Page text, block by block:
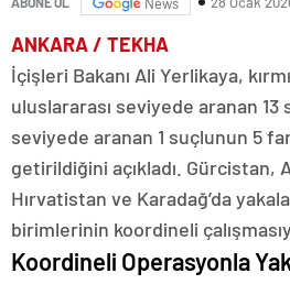
ANKARA / TEKHA
İçişleri Bakanı Ali Yerlikaya,
uluslararası seviyede aranan 13
seviyede aranan 1 suçlunun 5
getirildiğini açıkladı. Gürcistan,
Hırvatistan ve Karadağ’da
birimlerinin koordineli
Koordineli Operasyonla